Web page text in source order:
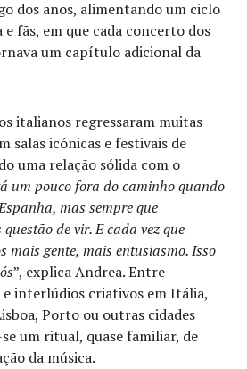
dos anos, alimentando um ciclo
fãs, em que cada concerto dos
um capítulo adicional da
italianos regressaram muitas
salas icónicas e festivais de
uma relação sólida com o
um pouco fora do caminho quando
mas sempre que
de vir. E cada vez que
mais gente, mais entusiasmo. Isso
”, explica Andrea. Entre
e interlúdios criativos em Itália,
Porto ou outras cidades
um ritual, quase familiar, de
da música.